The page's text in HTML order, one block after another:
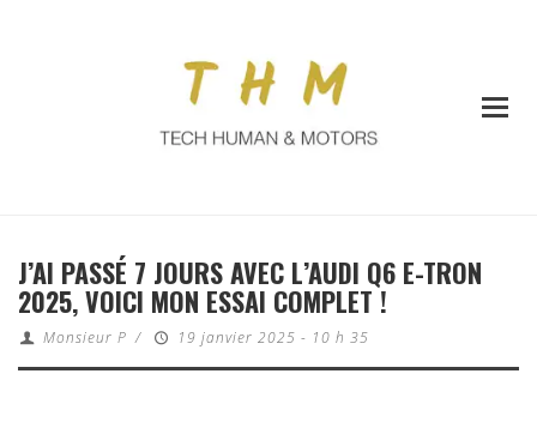
J’AI PASSÉ 7 JOURS AVEC L’AUDI Q6 E-TRON
2025, VOICI MON ESSAI COMPLET !
Monsieur P / 19 janvier 2025 - 10 h 35